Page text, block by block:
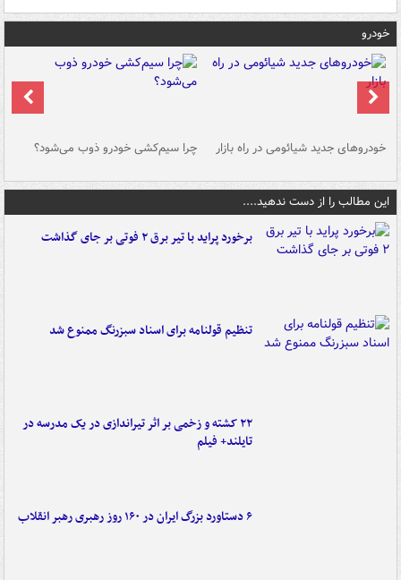
خودرو
خودروهای جدید شیائومی در راه بازار چرا سیم‌کشی خودرو ذوب می‌شود؟
این مطالب را از دست ندهید....
برخورد پراید با تیر برق ۲ فوتی بر جای گذاشت
تنظیم قولنامه برای اسناد سبزرنگ ممنوع شد
۲۲ کشته و زخمی بر اثر تیراندازی در یک مدرسه در
تایلند+ فیلم
۶ دستاورد بزرگ ایران در ۱۶۰ روز رهبری رهبر انقلاب